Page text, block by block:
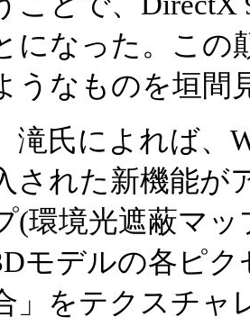
になった。この
うなものを垣間
滝氏によれば、
された新機能が
(環境光遮蔽マ
モデルの各ピ
」をテクスチャ